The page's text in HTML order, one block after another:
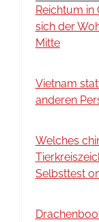
Reichtum in
sich der
Mitte
Vietnam
anderen
Welches
Selbsttest